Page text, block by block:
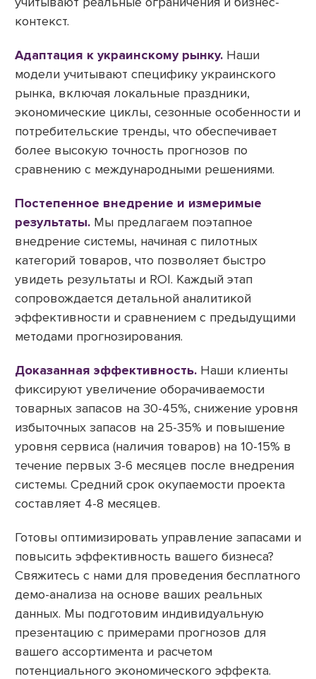
контекст.
Адаптация к украинскому рынку. Наши
модели учитывают специфику украинского
рынка, включая локальные праздники,
экономические циклы, сезонные особенности и
потребительские тренды, что обеспечивает
более высокую точность прогнозов по
сравнению с международными решениями.
Постепенное внедрение и измеримые
результаты. Мы предлагаем поэтапное
внедрение системы, начиная с пилотных
категорий товаров, что позволяет быстро
увидеть результаты и ROI. Каждый этап
сопровождается детальной аналитикой
эффективности и сравнением с предыдущими
методами прогнозирования.
Доказанная эффективность. Наши клиенты
фиксируют увеличение оборачиваемости
товарных запасов на 30-45%, снижение уровня
избыточных запасов на 25-35% и повышение
уровня сервиса (наличия товаров) на 10-15% в
течение первых 3-6 месяцев после внедрения
системы. Средний срок окупаемости проекта
составляет 4-8 месяцев.
Готовы оптимизировать управление запасами и
повысить эффективность вашего бизнеса?
Свяжитесь с нами для проведения бесплатного
демо-анализа на основе ваших реальных
данных. Мы подготовим индивидуальную
презентацию с примерами прогнозов для
вашего ассортимента и расчетом
потенциального экономического эффекта.